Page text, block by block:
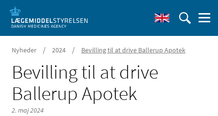
Nyheder / 2024 / Bevilling til at drive Ballerup Apotek
Bevilling til at drive
Ballerup Apotek
2. maj 2024